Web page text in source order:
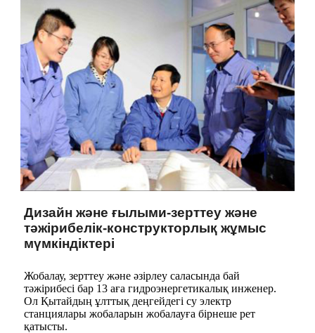
Дизайн және ғылыми-зерттеу және
тәжірибелік-конструкторлық жұмыс
мүмкіндіктері
Жобалау, зерттеу және әзірлеу саласында бай
тәжірибесі бар 13 аға гидроэнергетикалық инженер.
Ол Қытайдың ұлттық деңгейдегі су электр
станциялары жобаларын жобалауға бірнеше рет
қатысты.